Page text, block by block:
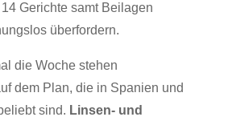
Gerichte samt Beilagen
überfordern.
die Woche stehen
dem Plan, die in Spanien und
sind. Linsen- und